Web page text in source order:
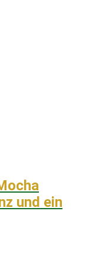
und ein